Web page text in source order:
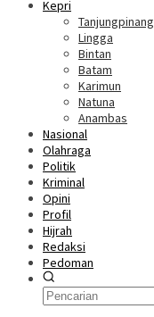
Kepri
Tanjungpinang
Lingga
Bintan
Batam
Karimun
Natuna
Anambas
Nasional
Olahraga
Politik
Kriminal
Opini
Profil
Hijrah
Redaksi
Pedoman